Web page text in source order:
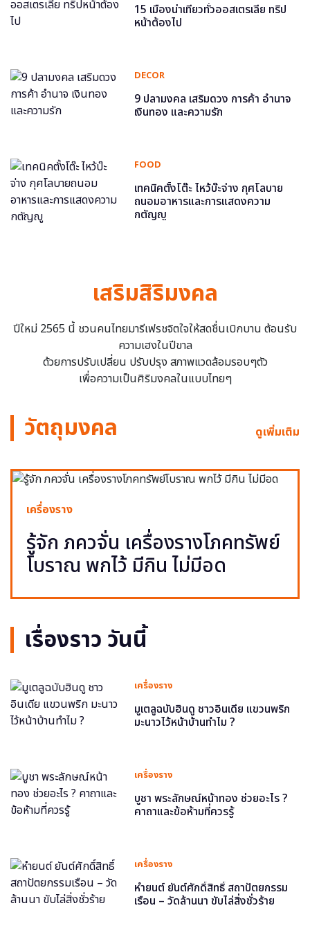
15 เมืองน่าเที่ยวทั่วออสเตรเลีย ทริป
หน้าต้องไป
DECOR
9 ปลามงคล เสริมดวง การค้า อำนาจ
เงินทอง และความรัก
FOOD
เทคนิคตั้งโต๊ะ ไหว้บ๊ะจ่าง กุศโลบาย
ถนอมอาหารและการแสดงความ
กตัญญู
เสริมสิริมงคล
ปีใหม่ 2565 นี้ ชวนคนไทยมารีเฟรชจิตใจให้สดชื่นเบิกบาน ต้อนรับ
ความเฮงในปีขาล
ด้วยการปรับเปลี่ยน ปรับปรุง สภาพแวดล้อมรอบๆตัว
เพื่อความเป็นศิริมงคลในแบบไทยๆ
วัตถุมงคล ดูเพิ่มเติม
เครื่องราง
รู้จัก ภควจั่น เครื่องรางโภคทรัพย์
โบราณ พกไว้ มีกิน ไม่มีอด
เรื่องราว วันนี้
เครื่องราง
มูเตลูฉบับฮินดู ชาวอินเดีย แขวนพริก
มะนาวไว้หน้าบ้านทำไม ?
เครื่องราง
บูชา พระลักษณ์หน้าทอง ช่วยอะไร ?
คาถาและข้อห้ามที่ควรรู้
เครื่องราง
หำยนต์ ยันต์ศักดิ์สิทธิ์ สถาปัตยกรรม
เรือน – วัดล้านนา ขับไล่สิ่งชั่วร้าย